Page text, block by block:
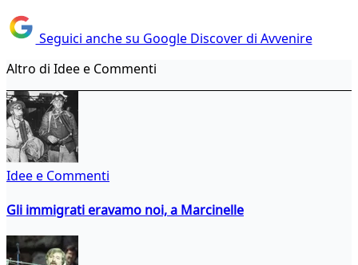
Seguici anche su Google Discover di Avvenire
Altro di Idee e Commenti
Idee e Commenti
Gli immigrati eravamo noi, a Marcinelle